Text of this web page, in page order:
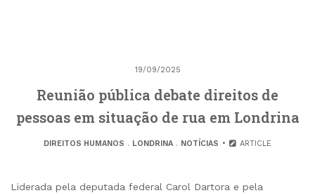
19/09/2025
Reunião pública debate direitos de
pessoas em situação de rua em Londrina
DIREITOS HUMANOS . LONDRINA. NOTÍCIAS ARTICLE
Liderada pela deputada federal Carol Dartora e pela